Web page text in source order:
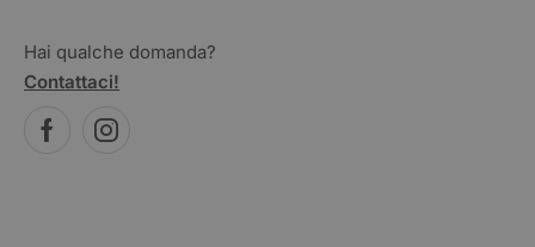
Hai qualche domanda?
Contattaci!